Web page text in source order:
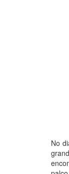
No